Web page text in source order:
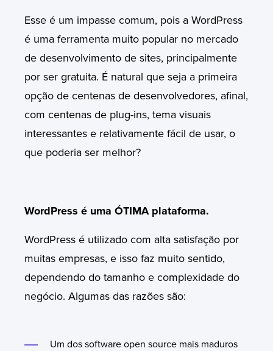
Esse é um impasse comum, pois a WordPress
é uma ferramenta muito popular no mercado
de desenvolvimento de sites, principalmente
por ser gratuita. É natural que seja a primeira
opção de centenas de desenvolvedores, afinal,
com centenas de plug-ins, tema visuais
interessantes e relativamente fácil de usar, o
que poderia ser melhor?
WordPress é uma ÓTIMA plataforma.
WordPress é utilizado com alta satisfação por
muitas empresas, e isso faz muito sentido,
dependendo do tamanho e complexidade do
negócio. Algumas das razões são:
Um dos software open source mais maduros